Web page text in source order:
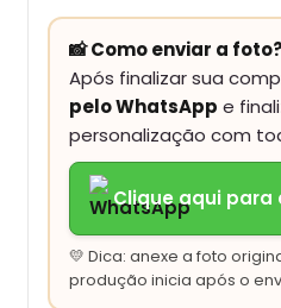
📸 Como enviar a foto?
Após finalizar sua
pelo WhatsApp e
personalização com
Clique aqui para
💛 Dica: anexe a foto
produção inicia após o